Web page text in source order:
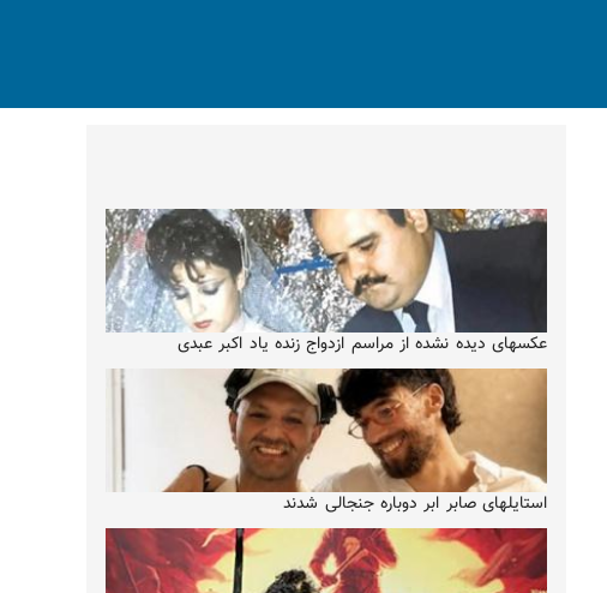
عکسهای دیده نشده از مراسم ازدواج زنده یاد اکبر عبدی
استایلهای صابر ابر دوباره جنجالی شدند